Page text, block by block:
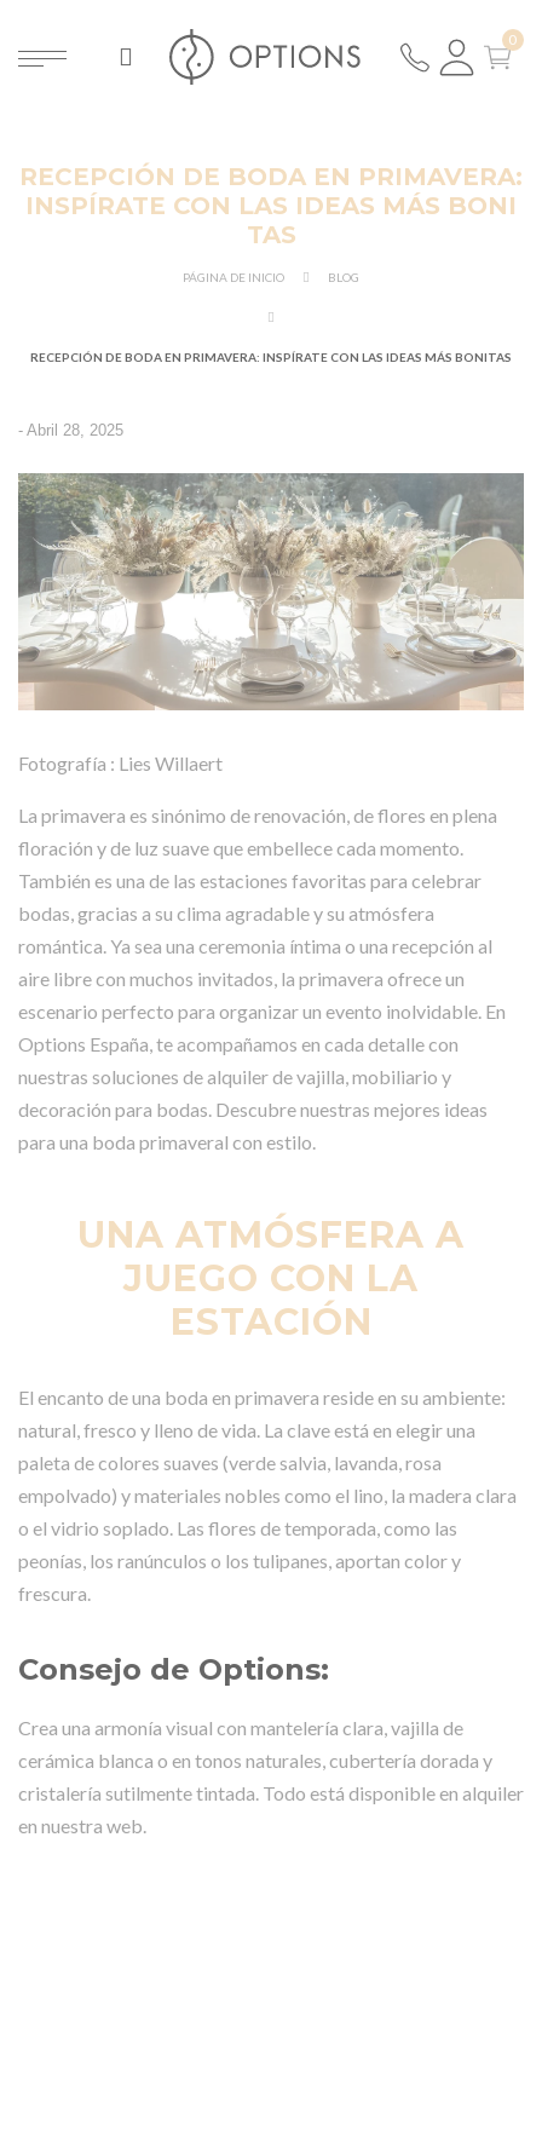
RECEPCIÓN DE BODA EN PRIMAVERA:
INSPÍRATE CON LAS IDEAS MÁS BONI
TAS
PÁGINA DE INICIO BLOG
RECEPCIÓN DE BODA EN PRIMAVERA: INSPÍRATE CON LAS IDEAS MÁS BONITAS
- Abril 28, 2025
Fotografía : Lies Willaert
La primavera es sinónimo de renovación, de flores en plena
floración y de luz suave que embellece cada momento.
También es una de las estaciones favoritas para celebrar
bodas, gracias a su clima agradable y su atmósfera
romántica. Ya sea una ceremonia íntima o una recepción al
aire libre con muchos invitados, la primavera ofrece un
escenario perfecto para organizar un evento inolvidable. En
Options España, te acompañamos en cada detalle con
nuestras soluciones de alquiler de vajilla, mobiliario y
decoración para bodas. Descubre nuestras mejores ideas
para una boda primaveral con estilo.
UNA ATMÓSFERA A
JUEGO CON LA
ESTACIÓN
El encanto de una boda en primavera reside en su ambiente:
natural, fresco y lleno de vida. La clave está en elegir una
paleta de colores suaves (verde salvia, lavanda, rosa
empolvado) y materiales nobles como el lino, la madera clara
o el vidrio soplado. Las flores de temporada, como las
peonías, los ranúnculos o los tulipanes, aportan color y
frescura.
Consejo de Options:
Crea una armonía visual con mantelería clara, vajilla de
cerámica blanca o en tonos naturales, cubertería dorada y
cristalería sutilmente tintada. Todo está disponible en alquiler
en nuestra web.